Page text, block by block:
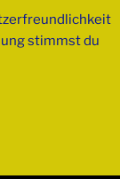
stimmst du